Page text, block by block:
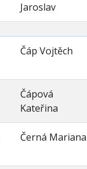
Jaroslav
Čáp Vojtěch
Čápová
Kateřina
Černá Mariana